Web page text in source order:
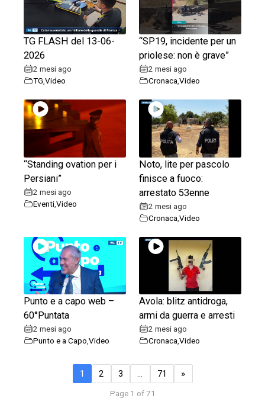
TG FLASH del 13-06-
2026
2 mesi ago
TG Video
“SP19, incidente per un
priolese: non è grave”
2 mesi ago
Cronaca ,Video
“Standing ovation per i
Persiani”
2 mesi ago
EventiVideo
Noto, lite per pascolo
finisce a fuoco:
arrestato 53enne
2 mesi ago
Cronaca ,Video
Punto e a capo web –
60°Puntata
2 mesi ago
Punto e a Capo,Video
Avola: blitz antidroga,
armi da guerra e arresti
2 mesi ago
Cronaca,Video
1 2 3 … 71 »
Page 1 of 71